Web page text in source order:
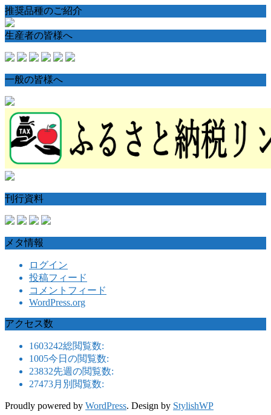
推奨品種のご紹介
生産者の皆様へ
一般の皆様へ
刊行資料
メタ情報
ログイン
投稿フィード
コメントフィード
WordPress.org
アクセス数
1603242総閲覧数:
1005今日の閲覧数:
23832先週の閲覧数:
27473月別閲覧数:
Proudly powered by WordPress. Design by StylishWP